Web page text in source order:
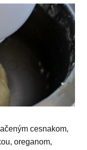
cesnakom,
oreganom,